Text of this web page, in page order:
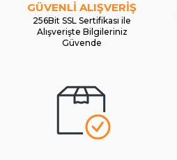
GÜVENLİ ALIŞVERİŞ
256Bit SSL Sertifikası ile
Alışverişte Bilgileriniz
Güvende